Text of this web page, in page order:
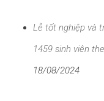
Lễ tốt nghiệp và
1459 sinh viên
18/08/2024